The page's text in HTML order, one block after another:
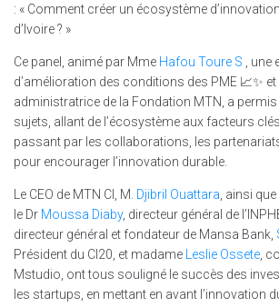
: « Comment créer un écosystème
d’Ivoire ? »
Ce panel, animé par Mme Hafou Toure S , une
d’amélioration des conditions des PME 📈✨
administratrice de la Fondation MTN, a permis
sujets, allant de l’écosystème aux facteurs
passant par les collaborations, les
pour encourager l’innovation durable.
Le CEO de MTN CI, M. Djibril Ouattara , ainsi
le Dr Moussa Diaby, directeur général de
directeur général et fondateur de Mansa Bank,
Président du CI20, et madame Leslie Ossete ,
Mstudio, ont tous souligné le succès des
les startups, en mettant en avant l’innovation